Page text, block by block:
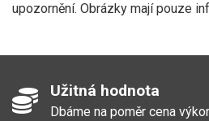
upozornění. Obrázky mají pouze
Užitná hodnota
Dbáme na poměr cena